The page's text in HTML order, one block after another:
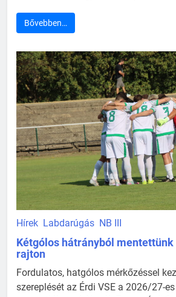
Bővebben…
Hírek Labdarúgás NB III
Kétgólos hátrányból
rajton
Fordulatos, hatgólos mérkőzéssel
szereplését az Érdi VSE a 2026/27-